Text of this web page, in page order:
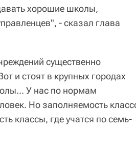
хорошие школы,
- сказал глава
существенно
и стоят в крупных городах
У нас по нормам
Но заполняемость
классы, где учатся по семь-